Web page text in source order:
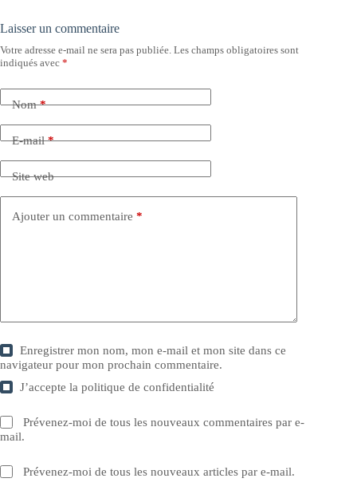
Laisser un commentaire
Votre adresse e-mail ne sera pas publiée. Les champs obligatoires sont
indiqués avec *
Nom*
E-mail*
Site web
Ajouter un commentaire *
Enregistrer mon nom, mon e-mail et mon site dans ce
navigateur pour mon prochain commentaire.
J’accepte lapolitique de confidentialité
Prévenez-moi de tous les nouveaux commentaires par e-
mail.
Prévenez-moi de tous les nouveaux articles par e-mail.